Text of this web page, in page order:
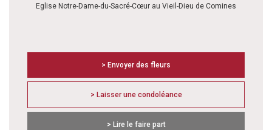
Eglise Notre-Dame-du-Sacré-Cœur au Vieil-Dieu de Comines
> Envoyer des fleurs
> Laisser une condoléance
> Lire le faire part